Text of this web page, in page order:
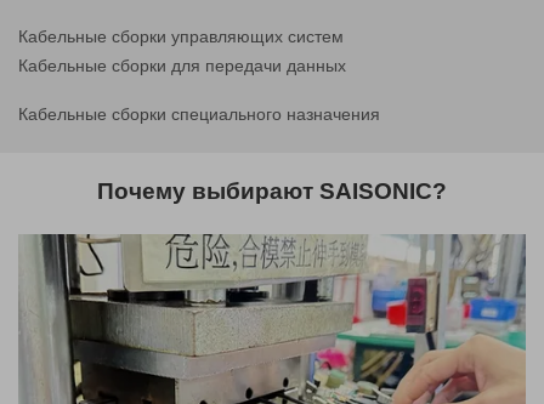
Кабельные сборки управляющих систем
Кабельные сборки для передачи данных
Кабельные сборки специального назначения
Почему выбирают SAISONIC?